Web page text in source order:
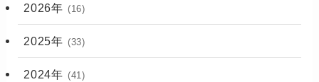
2026年 (16)
2025年 (33)
2024年 (41)